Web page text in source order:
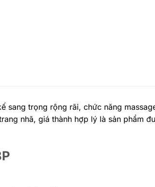
sang trọng rộng rãi, chức năng
nhã, giá thành hợp lý là sản phẩm